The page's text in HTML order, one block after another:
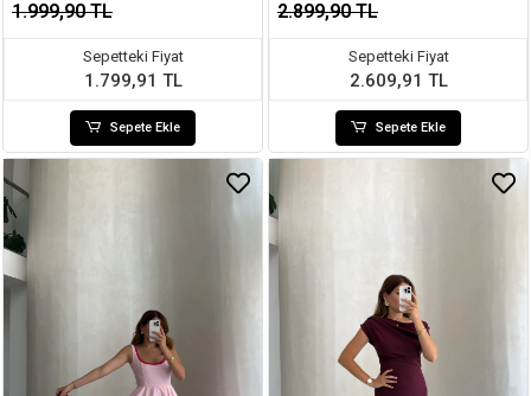
1.999,90 TL
Sepetteki Fiyat
1.799,91 TL
Sepete Ekle
2.899,90 TL
Sepetteki Fiyat
2.609,91 TL
Sepete Ekle